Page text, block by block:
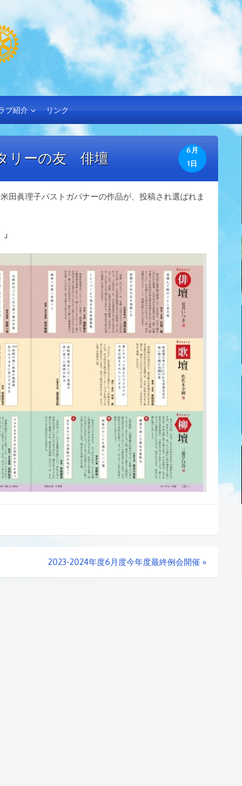
ブ紹介 リンク
6月
1日
リーの友 俳壇
田眞理子パストガバナーの作品が、投稿され選ばれま
2023-2024年度6月度今年度最終例会開催 »